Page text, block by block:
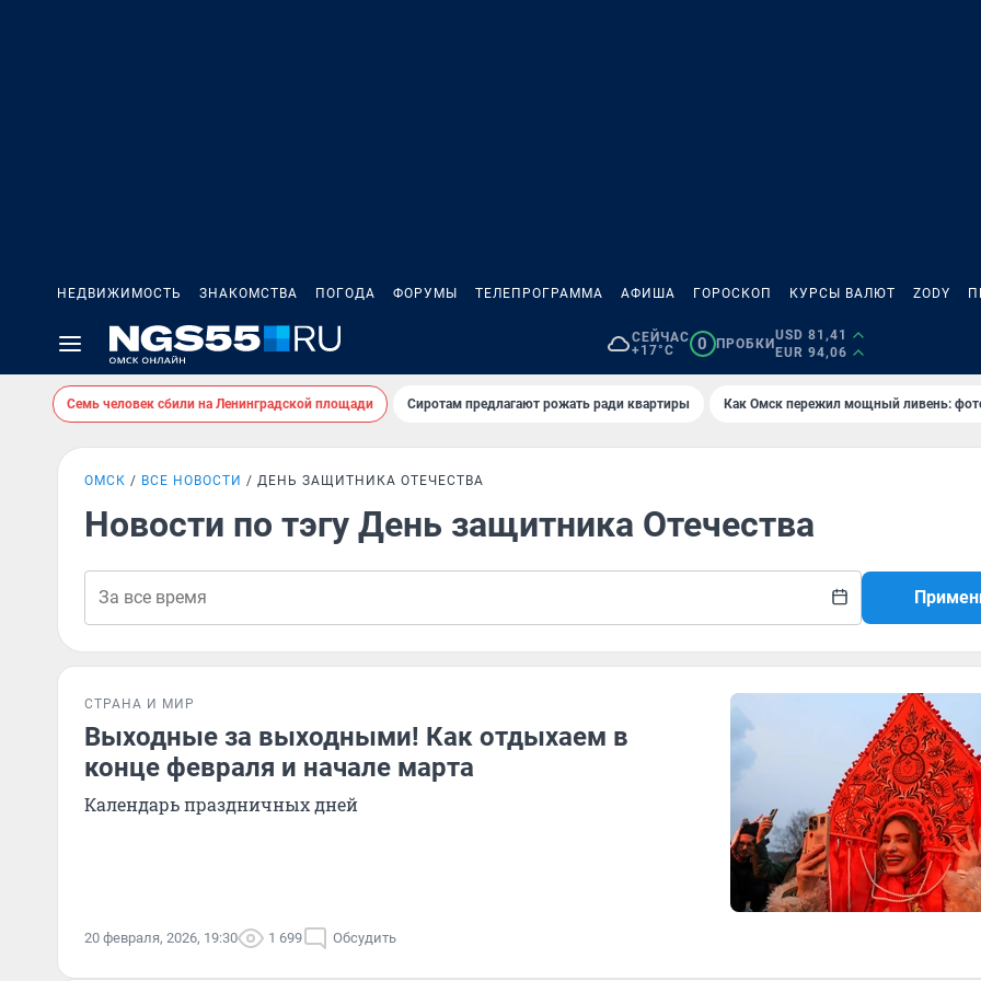
НЕДВИЖИМОСТЬ ЗНАКОМСТВА ПОГОДА ФОРУМЫ ТЕЛЕПРОГРАММА АФИША ГОРОСКОП КУРСЫ ВАЛЮТ ZODY
СЕЙЧАС
+17°C
0 ПРОБКИ
USD 81,41
EUR 94,06
Семь человек сбили на Ленинградской площади Сиротам предлагают рожать ради квартиры Как Омск пережил мощный ливень:
ОМСК ВСЕ НОВОСТИ ДЕНЬ ЗАЩИТНИКА ОТЕЧЕСТВА
Новости по тэгу День защитника Отечества
СТРАНА И МИР
Выходные за выходными! Как отдыхаем в
конце февраля и начале марта
Календарь праздничных дней
20 февраля, 2026, 19:30 1 699 Обсудить